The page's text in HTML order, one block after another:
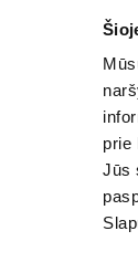
prie
Jūs
Terms and conditions